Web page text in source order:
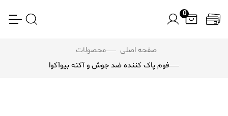
0
صفحه اصلی
محصولات
فوم پاک کننده ضد جوش و آکنه بیوآکوا